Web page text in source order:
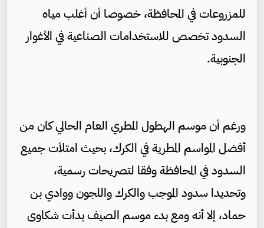
للمزروعات في المحافظة، خصوصا أن أغلب مياه
السدود تخصص للاستخدامات الصناعية في الأغوار
الجنوبية.
ورغم أن موسم الهطول المطري العام الحالي كان من
أفضل المواسم المطرية في الكرك، بحيث امتلأت جميع
السدود في المحافظة وفقا لتصريحات رسمية،
وتحديدا سدود الموجب والكرك واللجون ووادي بن
حماد، إلا أنه ومع بدء موسم الصيف بدأت شكاوى